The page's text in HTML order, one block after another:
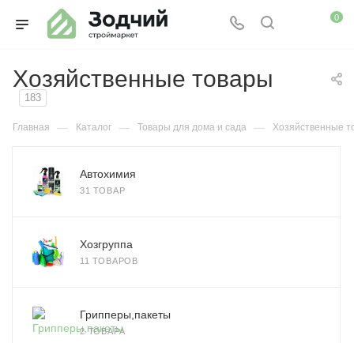
0
Хозяйственные товары
183
Главная — Каталог — Товары для дома и сада — Хозяйственные
Автохимия
31 ТОВАР
Хозгруппа
11 ТОВАРОВ
Грипперы,пакеты
2 ТОВАРА